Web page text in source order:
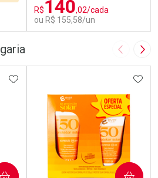
R$140,02/cada
ou R$ 155,58/un
Imagem
ADICIONAR AOS FAVORITOS